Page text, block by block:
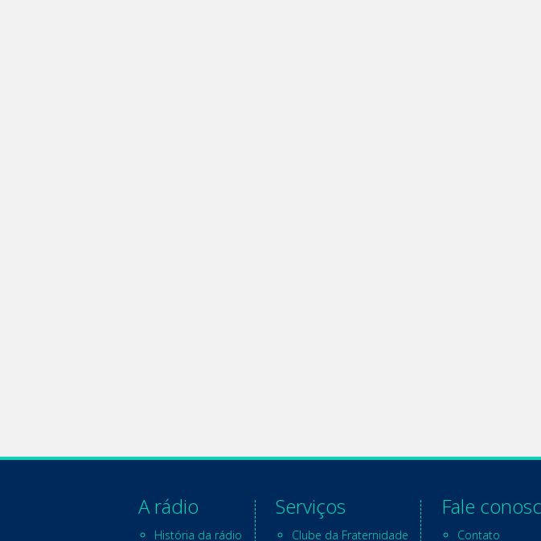
A rádio
História da rádio
Serviços
Clube da Fraternidade
Fale
Contato